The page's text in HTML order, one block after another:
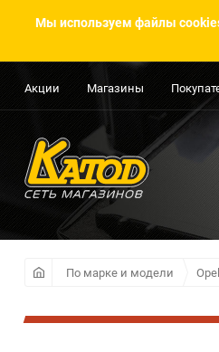
Мы используем файлы
Акции Магазины
По марке и модели Opel